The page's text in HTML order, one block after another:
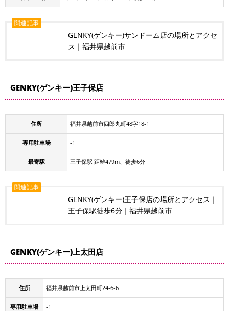
関連記事
GENKY(ゲンキー)サンドーム店の場所とアクセ
ス｜福井県越前市
GENKY(ゲンキー)王子保店
住所 福井県越前市四郎丸町48字18-1
専用駐車場 -1
最寄駅 王子保駅 距離479m、徒歩6分
関連記事
GENKY(ゲンキー)王子保店の場所とアクセス｜
王子保駅徒歩6分｜福井県越前市
GENKY(ゲンキー)上太田店
住所 福井県越前市上太田町24-6-6
専用駐車場 -1